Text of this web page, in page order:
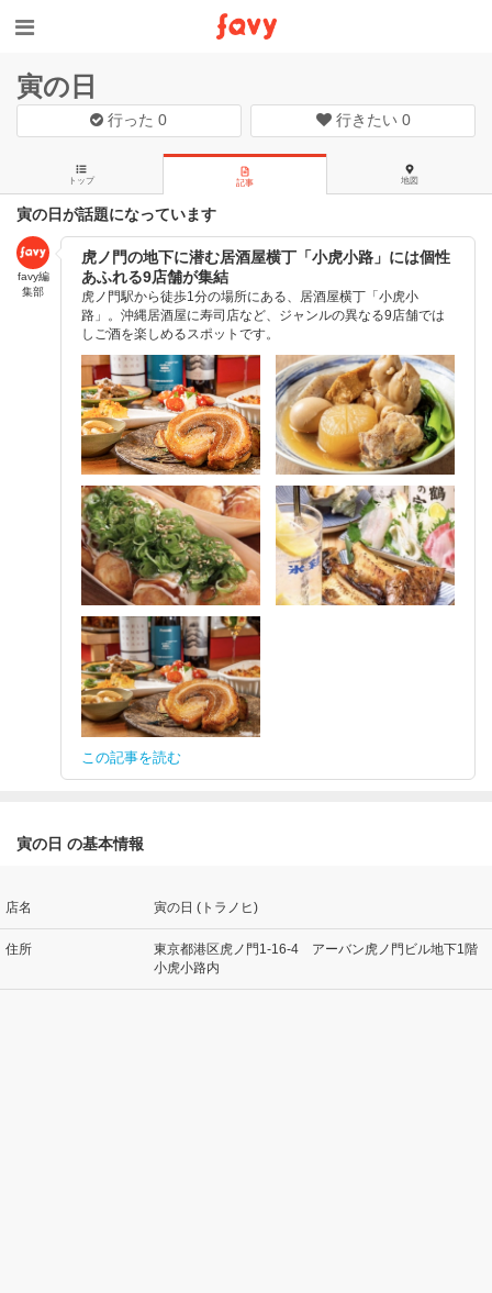
寅の日
行った0 行きたい 0
トップ 記事 地図
寅の日が話題になっています
favy編
集部
虎ノ門の地下に潜む居酒屋横丁「小虎小路」には個性
あふれる9店舗が集結
虎ノ門駅から徒歩1分の場所にある、居酒屋横丁「小虎小
路」。沖縄居酒屋に寿司店など、ジャンルの異なる9店舗では
しご酒を楽しめるスポットです。
この記事を読む
寅の日 の基本情報
店名 寅の日 (トラノヒ)
住所
東京都港区虎ノ門1-16-4 アーバン虎ノ門ビル地下1階
小虎小路内